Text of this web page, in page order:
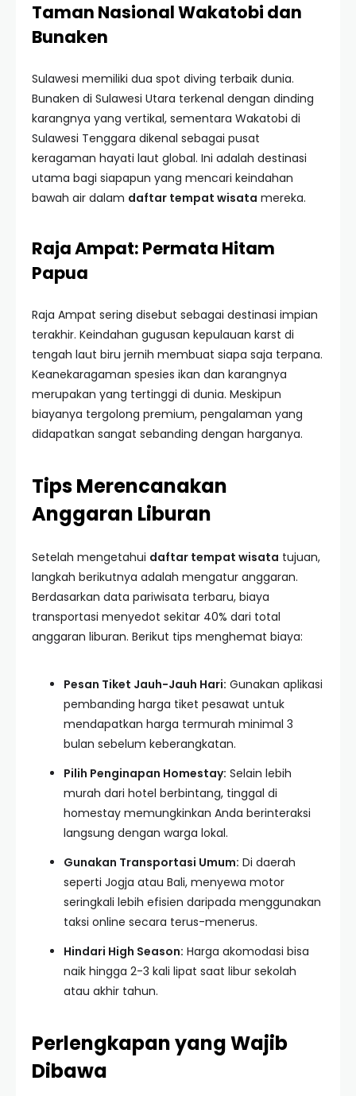
Taman Nasional Wakatobi dan
Bunaken
Sulawesi memiliki dua spot diving terbaik dunia.
Bunaken di Sulawesi Utara terkenal dengan dinding
karangnya yang vertikal, sementara Wakatobi di
Sulawesi Tenggara dikenal sebagai pusat
keragaman hayati laut global. Ini adalah destinasi
utama bagi siapapun yang mencari keindahan
bawah air dalam daftar tempat wisata mereka.
Raja Ampat: Permata Hitam
Papua
Raja Ampat sering disebut sebagai destinasi impian
terakhir. Keindahan gugusan kepulauan karst di
tengah laut biru jernih membuat siapa saja terpana.
Keanekaragaman spesies ikan dan karangnya
merupakan yang tertinggi di dunia. Meskipun
biayanya tergolong premium, pengalaman yang
didapatkan sangat sebanding dengan harganya.
Tips Merencanakan
Anggaran Liburan
Setelah mengetahui daftar tempat wisata tujuan,
langkah berikutnya adalah mengatur anggaran.
Berdasarkan data pariwisata terbaru, biaya
transportasi menyedot sekitar 40% dari total
anggaran liburan. Berikut tips menghemat biaya:
Pesan Tiket Jauh-Jauh Hari: Gunakan aplikasi
pembanding harga tiket pesawat untuk
mendapatkan harga termurah minimal 3
bulan sebelum keberangkatan.
Pilih Penginapan Homestay: Selain lebih
murah dari hotel berbintang, tinggal di
homestay memungkinkan Anda berinteraksi
langsung dengan warga lokal.
Gunakan Transportasi Umum: Di daerah
seperti Jogja atau Bali, menyewa motor
seringkali lebih efisien daripada menggunakan
taksi online secara terus-menerus.
Hindari High Season: Harga akomodasi bisa
naik hingga 2-3 kali lipat saat libur sekolah
atau akhir tahun.
Perlengkapan yang Wajib
Dibawa